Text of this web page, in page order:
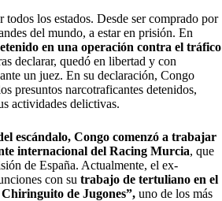
los estados. Desde ser comprado por
del mundo, a estar en prisión. En
en una operación contra el tráfico
declarar, quedó en libertad y con
un juez. En su declaración, Congo
presuntos narcotraficantes detenidos,
actividades delictivas.
escándalo, Congo comenzó a trabajar
internacional del Racing Murcia, que
de España. Actualmente, el ex-
con su trabajo de tertuliano en el
de Jugones”, uno de los más